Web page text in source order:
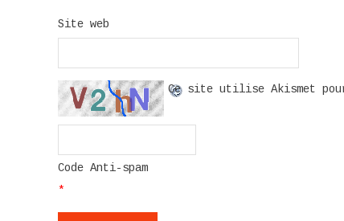
Site web
Code Anti-spam
*
Ce site utilise Akismet